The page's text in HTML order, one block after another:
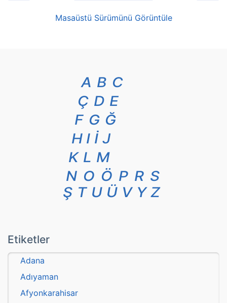
Masaüstü Sürümünü Görüntüle
A B C
Ç D E
F G Ğ
H I İ J
K L M
N O Ö P R S
Ş T U Ü V Y Z
Etiketler
Adana
Adıyaman
Afyonkarahisar